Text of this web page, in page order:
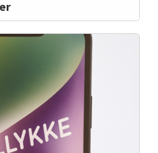
sangskjuler.
godt spil, også som